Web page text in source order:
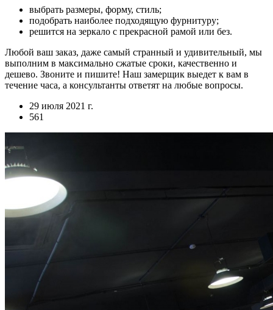
выбрать размеры, форму, стиль;
подобрать наиболее подходящую фурнитуру;
решится на зеркало с прекрасной рамой или без.
Любой ваш заказ, даже самый странный и удивительный, мы
выполним в максимально сжатые сроки, качественно и
дешево. Звоните и пишите! Наш замерщик выедет к вам в
течение часа, а консультанты ответят на любые вопросы.
29 июля 2021 г.
561